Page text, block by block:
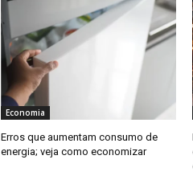
Economia
Erros que aumentam consumo de
energia; veja como economizar